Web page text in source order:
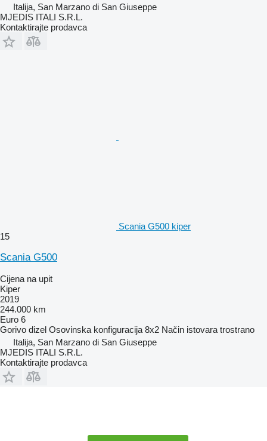
Italija, San Marzano di San Giuseppe
MJEDIS ITALI S.R.L.
Kontaktirajte prodavca
Scania G500 kiper
15
Scania G500
Cijena na upit
Kiper
2019
244.000 km
Euro 6
Gorivo dizel Osovinska konfiguracija 8x2 Način istovara trostrano
Italija, San Marzano di San Giuseppe
MJEDIS ITALI S.R.L.
Kontaktirajte prodavca